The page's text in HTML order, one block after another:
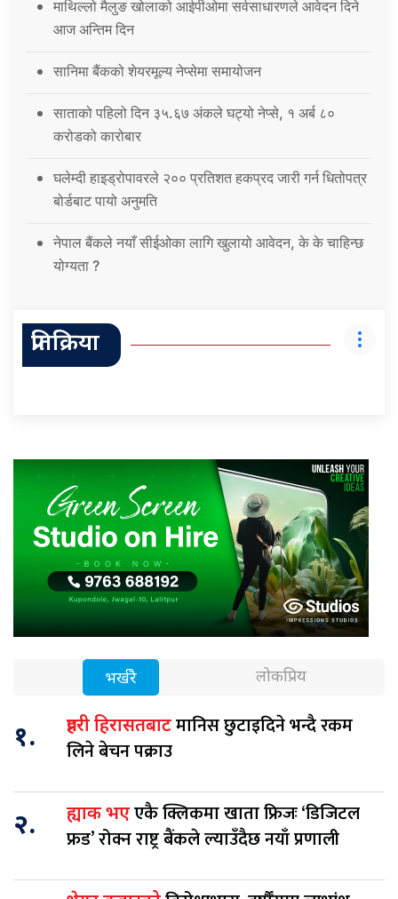
माथिल्लो मैलुङ खोलाको आईपीओमा सर्वसाधारणले आवेदन दिने
आज अन्तिम दिन
सानिमा बैंकको शेयरमूल्य नेप्सेमा समायोजन
साताको पहिलो दिन ३५.६७ अंकले घट्यो नेप्से, १ अर्ब ८०
करोडको कारोबार
घलेम्दी हाइड्रोपावरले २०० प्रतिशत हकप्रद जारी गर्न धितोपत्र
बोर्डबाट पायो अनुमति
नेपाल बैंकले नयाँ सीईओका लागि खुलायो आवेदन, के के चाहिन्छ
योग्यता ?
प्रतिक्रिया
भर्खरै लोकप्रिय
१. प्रहरी हिरासतबाटमानिस छुटाइदिने भन्दै रकम
लिने बेचन पक्राउ
२. ह्याक भएएकै क्लिकमा खाता फ्रिजः ‘डिजिटल
फ्रड’ रोक्न राष्ट्र बैंकले ल्याउँदैछ नयाँ प्रणाली